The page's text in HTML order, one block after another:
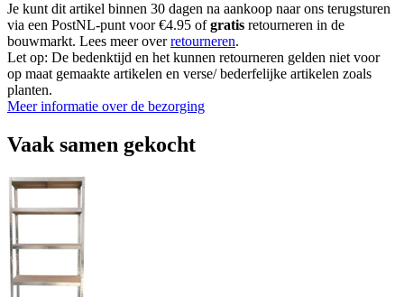
Je kunt dit artikel binnen 30 dagen na aankoop naar ons terugsturen
via een PostNL-punt voor €4.95 ofgratis retourneren in de
bouwmarkt. Lees meer overretourneren.
Let op: De bedenktijd en het kunnen retourneren gelden niet voor
op maat gemaakte artikelen en verse/ bederfelijke artikelen zoals
planten.
Meer informatie over de bezorging
Vaak samen gekocht